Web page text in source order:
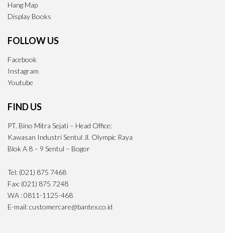
Hang Map
Display Books
FOLLOW US
Facebook
Instagram
Youtube
FIND US
PT. Bino Mitra Sejati – Head Office:
Kawasan Industri Sentul Jl. Olympic Raya
Blok A 8 – 9 Sentul – Bogor
Tel: (021) 875 7468
Fax: (021) 875 7248
WA : 0811-1125-468
E-mail: customercare@bantex.co.id